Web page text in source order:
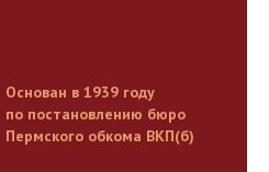
Основан в 1939 году
по постановлению бюро
Пермского обкома ВКП(б)